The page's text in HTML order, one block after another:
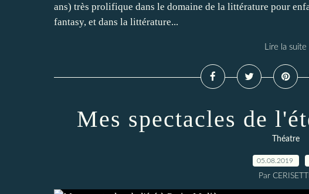
ans) très prolifique dans le domaine de la littérature pour
fantasy, et dans la littérature...
Lire la suite
Mes spectacles de
Théatre
05.08.2019
Par